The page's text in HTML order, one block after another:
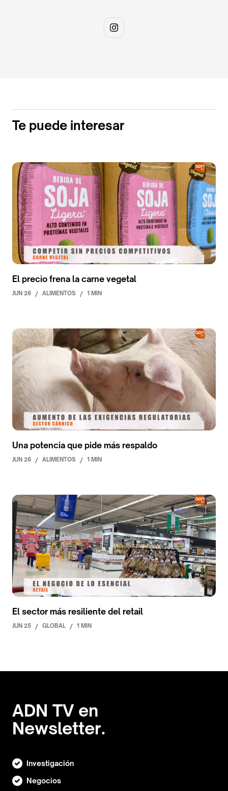
Te puede interesar
El precio frena la carne vegetal
JUN 26 / ALIMENTOS / 1 MIN
Una potencia que pide más respaldo
JUN 26 / ALIMENTOS / 1 MIN
El sector más resiliente del retail
JUN 25 / GLOBAL / 1 MIN
ADN TV en
Newsletter.
Investigación
Negocios